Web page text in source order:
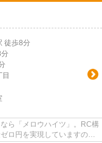
徒歩8分
分
目
ら「メロウハイツ」。RC構
ロ円を実現していますの